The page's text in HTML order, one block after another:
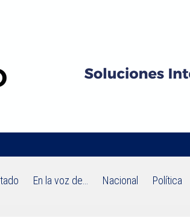
En la voz de… Nacional Política